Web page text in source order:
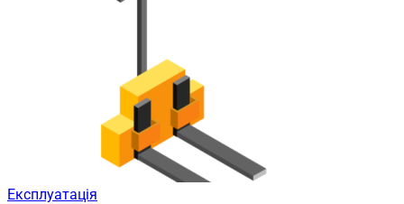
Експлуатація